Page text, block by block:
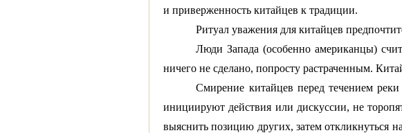
и приверженность китайцев к традиции.
Ритуал уважения для китайцев
Люди Запада (особенно американцы)
ничего не сделано, попросту растраченным.
Смирение китайцев перед течением
инициируют действия или дискуссии, не
выяснить позицию других, затем откликнуться